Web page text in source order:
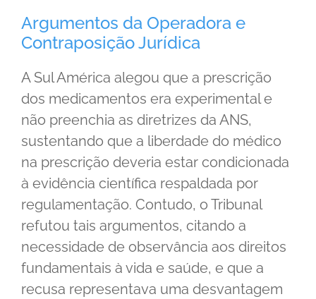
Argumentos da Operadora e
Contraposição Jurídica
A Sul América alegou que a prescrição
dos medicamentos era experimental e
não preenchia as diretrizes da ANS,
sustentando que a liberdade do médico
na prescrição deveria estar condicionada
à evidência científica respaldada por
regulamentação. Contudo, o Tribunal
refutou tais argumentos, citando a
necessidade de observância aos direitos
fundamentais à vida e saúde, e que a
recusa representava uma desvantagem